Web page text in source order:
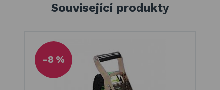
Související produkty
-8 %